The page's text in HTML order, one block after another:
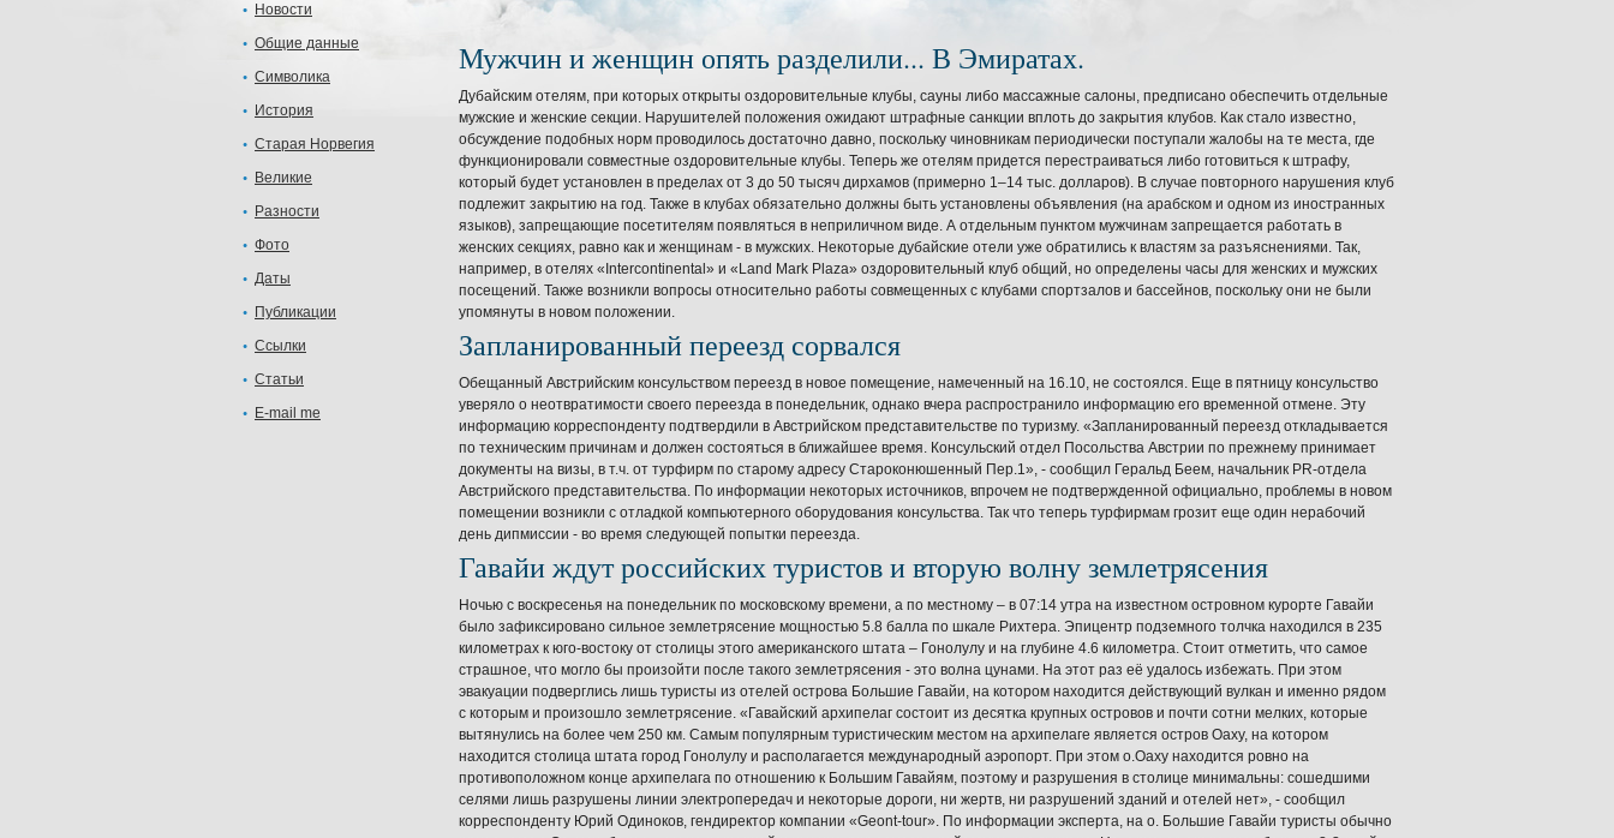
Новости
Общие данные
Символика
История
Старая Норвегия
Великие
Разности
Фото
Даты
Публикации
Ссылки
Статьи
E-mail me
Мужчин и женщин опять разделили... В Эмиратах.
Дубайским отелям, при которых открыты оздоровительные клубы, сауны либо массажные салоны, предписано обеспечить отдельные
мужские и женские секции. Нарушителей положения ожидают штрафные санкции вплоть до закрытия клубов. Как стало известно,
обсуждение подобных норм проводилось достаточно давно, поскольку чиновникам периодически поступали жалобы на те места, где
функционировали совместные оздоровительные клубы. Теперь же отелям придется перестраиваться либо готовиться к штрафу,
который будет установлен в пределах от 3 до 50 тысяч дирхамов (примерно 1–14 тыс. долларов). В случае повторного нарушения клуб
подлежит закрытию на год. Также в клубах обязательно должны быть установлены объявления (на арабском и одном из иностранных
языков), запрещающие посетителям появляться в неприличном виде. А отдельным пунктом мужчинам запрещается работать в
женских секциях, равно как и женщинам - в мужских. Некоторые дубайские отели уже обратились к властям за разъяснениями. Так,
например, в отелях «Intercontinental» и «Land Mark Plaza» оздоровительный клуб общий, но определены часы для женских и мужских
посещений. Также возникли вопросы относительно работы совмещенных с клубами спортзалов и бассейнов, поскольку они не были
упомянуты в новом положении.
Запланированный переезд сорвался
Обещанный Австрийским консульством переезд в новое помещение, намеченный на 16.10, не состоялся. Еще в пятницу консульство
уверяло о неотвратимости своего переезда в понедельник, однако вчера распространило информацию его временной отмене. Эту
информацию корреспонденту подтвердили в Австрийском представительстве по туризму. «Запланированный переезд откладывается
по техническим причинам и должен состояться в ближайшее время. Консульский отдел Посольства Австрии по прежнему принимает
документы на визы, в т.ч. от турфирм по старому адресу Староконюшенный Пер.1», - сообщил Геральд Беем, начальник PR-отдела
Австрийского представительства. По информации некоторых источников, впрочем не подтвержденной официально, проблемы в новом
помещении возникли с отладкой компьютерного оборудования консульства. Так что теперь турфирмам грозит еще один нерабочий
день дипмиссии - во время следующей попытки переезда.
Гавайи ждут российских туристов и вторую волну землетрясения
Ночью с воскресенья на понедельник по московскому времени, а по местному – в 07:14 утра на известном островном курорте Гавайи
было зафиксировано сильное землетрясение мощностью 5.8 балла по шкале Рихтера. Эпицентр подземного толчка находился в 235
километрах к юго-востоку от столицы этого американского штата – Гонолулу и на глубине 4.6 километра. Стоит отметить, что самое
страшное, что могло бы произойти после такого землетрясения - это волна цунами. На этот раз её удалось избежать. При этом
эвакуации подверглись лишь туристы из отелей острова Большие Гавайи, на котором находится действующий вулкан и именно рядом
с которым и произошло землетрясение. «Гавайский архипелаг состоит из десятка крупных островов и почти сотни мелких, которые
вытянулись на более чем 250 км. Самым популярным туристическим местом на архипелаге является остров Оаху, на котором
находится столица штата город Гонолулу и располагается международный аэропорт. При этом о.Оаху находится ровно на
противоположном конце архипелага по отношению к Большим Гавайям, поэтому и разрушения в столице минимальны: сошедшими
селями лишь разрушены линии электропередач и некоторые дороги, ни жертв, ни разрушений зданий и отелей нет», - сообщил
корреспонденту Юрий Одиноков, гендиректор компании «Geont-tour». По информации эксперта, на о. Большие Гавайи туристы обычно